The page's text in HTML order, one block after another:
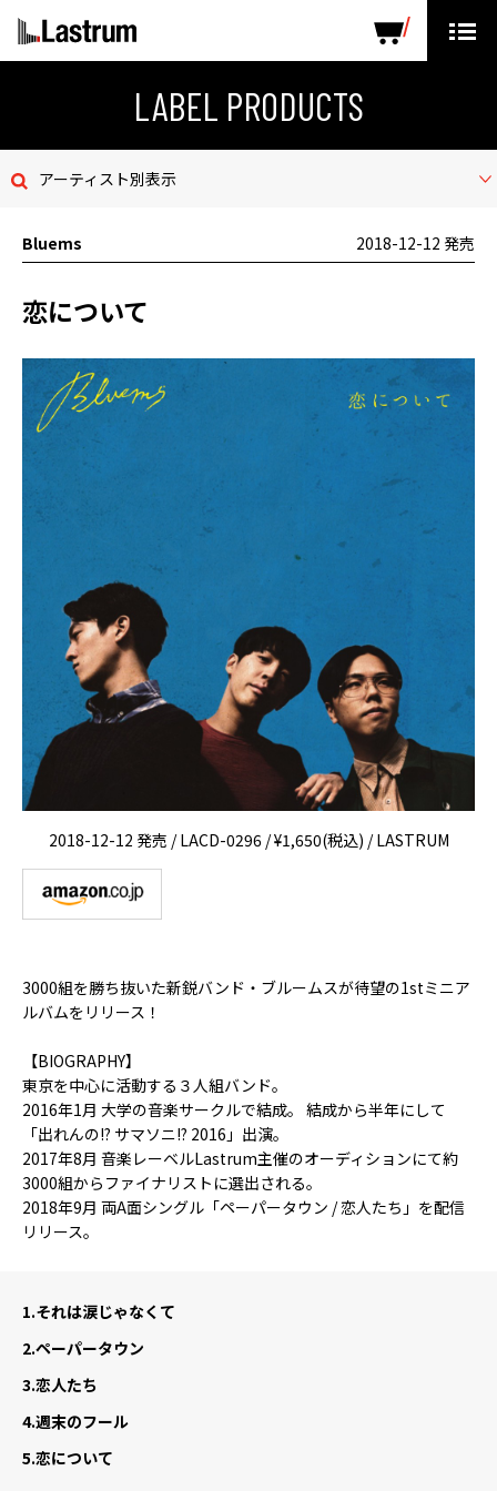
LABEL PRODUCTS
お問い合わせ
デモテープ
プライバシーポリシー
ENGLISH PAGE
LABEL PRODUCTS
アーティスト別表示
Bluems 2018-12-12 発売
恋について
2018-12-12 発売 / LACD-0296 / ¥1,650(税込) / LASTRUM
3000組を勝ち抜いた新鋭バンド・ブルームスが待望の1stミニア
ルバムをリリース！
【BIOGRAPHY】
東京を中心に活動する３人組バンド。
2016年1月 大学の音楽サークルで結成。 結成から半年にして
「出れんの!? サマソニ!? 2016」出演。
2017年8月 音楽レーベルLastrum主催のオーディションにて約
3000組からファイナリストに選出される。
2018年9月 両A面シングル「ペーパータウン / 恋人たち」を配信
リリース。
1.それは涙じゃなくて
2.ペーパータウン
3.恋人たち
4.週末のフール
5.恋について